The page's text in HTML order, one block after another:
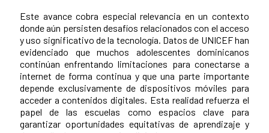
Este avance cobra especial relevancia en un contexto
donde aún persisten desafíos relacionados con el acceso
y uso significativo de la tecnología. Datos de UNICEF han
evidenciado que muchos adolescentes dominicanos
continúan enfrentando limitaciones para conectarse a
internet de forma continua y que una parte importante
depende exclusivamente de dispositivos móviles para
acceder a contenidos digitales. Esta realidad refuerza el
papel de las escuelas como espacios clave para
garantizar oportunidades equitativas de aprendizaje y